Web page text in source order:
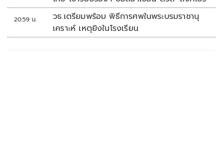
20:59 น.
วธ.เตรียมพร้อม พิธีการศพในพระบรมราชานุ
เคราะห์ เหตุยิงในโรงเรียน